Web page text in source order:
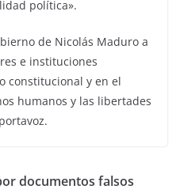
política».
de Nicolás Maduro a
e instituciones
constitucional y en el
humanos y las libertades
documentos falsos